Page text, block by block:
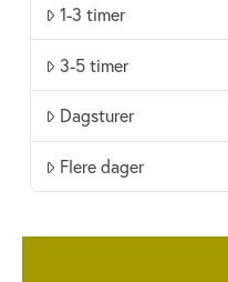
1-3 timer
3-5 timer
Dagsturer
Flere dager